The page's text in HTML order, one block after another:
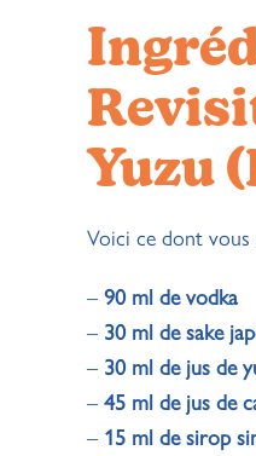
Yuzu
Voici ce dont vous
– 90 ml de vodka
– 30 ml de sake
– 30 ml de jus de
– 45 ml de jus de
– 15 ml de sirop